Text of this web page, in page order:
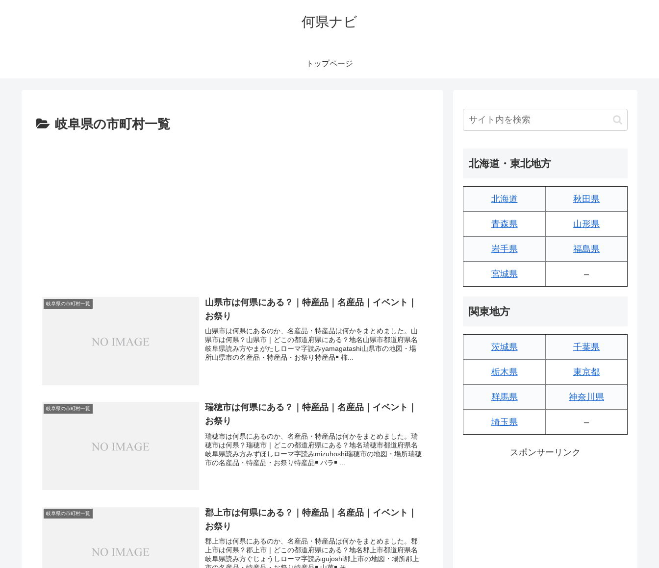
何県ナビ
トップページ
岐阜県の市町村一覧
岐阜県の市町村一覧
山県市は何県にある？｜特産品｜名産品｜イベント｜
お祭り
山県市は何県にあるのか、名産品・特産品は何かをまとめました。山
県市は何県？山県市｜どこの都道府県にある？地名山県市都道府県名
岐阜県読み方やまがたしローマ字読みyamagatashi山県市の地図・場
所山県市の名産品・特産品・お祭り特産品￭ 柿...
岐阜県の市町村一覧
瑞穂市は何県にある？｜特産品｜名産品｜イベント｜
お祭り
瑞穂市は何県にあるのか、名産品・特産品は何かをまとめました。瑞
穂市は何県？瑞穂市｜どこの都道府県にある？地名瑞穂市都道府県名
岐阜県読み方みずほしローマ字読みmizuhoshi瑞穂市の地図・場所瑞穂
市の名産品・特産品・お祭り特産品￭ バラ￭ ...
岐阜県の市町村一覧
郡上市は何県にある？｜特産品｜名産品｜イベント｜
お祭り
郡上市は何県にあるのか、名産品・特産品は何かをまとめました。郡
上市は何県？郡上市｜どこの都道府県にある？地名郡上市都道府県名
岐阜県読み方ぐじょうしローマ字読みgujoshi郡上市の地図・場所郡上
北海道・東北地方
北海道 秋田県
青森県 山形県
岩手県 福島県
宮城県 –
関東地方
茨城県 千葉県
栃木県 東京都
群馬県 神奈川県
埼玉県 –
スポンサーリンク